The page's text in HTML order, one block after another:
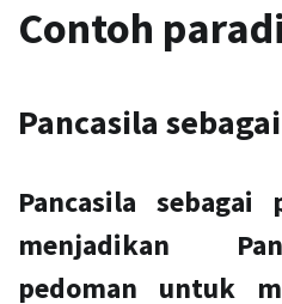
Contoh
Pancasila
Pancasila sebagai
menjadikan
pedoman untuk